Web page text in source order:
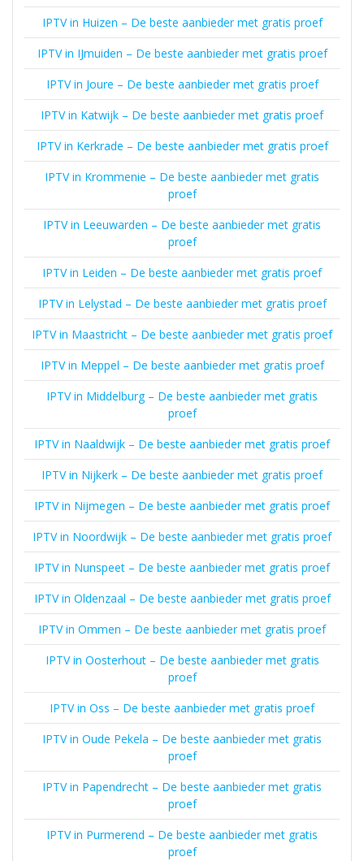
IPTV in Huizen – De beste aanbieder met gratis proef
IPTV in IJmuiden – De beste aanbieder met gratis proef
IPTV in Joure – De beste aanbieder met gratis proef
IPTV in Katwijk – De beste aanbieder met gratis proef
IPTV in Kerkrade – De beste aanbieder met gratis proef
IPTV in Krommenie – De beste aanbieder met gratis
proef
IPTV in Leeuwarden – De beste aanbieder met gratis
proef
IPTV in Leiden – De beste aanbieder met gratis proef
IPTV in Lelystad – De beste aanbieder met gratis proef
IPTV in Maastricht – De beste aanbieder met gratis proef
IPTV in Meppel – De beste aanbieder met gratis proef
IPTV in Middelburg – De beste aanbieder met gratis
proef
IPTV in Naaldwijk – De beste aanbieder met gratis proef
IPTV in Nijkerk – De beste aanbieder met gratis proef
IPTV in Nijmegen – De beste aanbieder met gratis proef
IPTV in Noordwijk – De beste aanbieder met gratis proef
IPTV in Nunspeet – De beste aanbieder met gratis proef
IPTV in Oldenzaal – De beste aanbieder met gratis proef
IPTV in Ommen – De beste aanbieder met gratis proef
IPTV in Oosterhout – De beste aanbieder met gratis
proef
IPTV in Oss – De beste aanbieder met gratis proef
IPTV in Oude Pekela – De beste aanbieder met gratis
proef
IPTV in Papendrecht – De beste aanbieder met gratis
proef
IPTV in Purmerend – De beste aanbieder met gratis
proef